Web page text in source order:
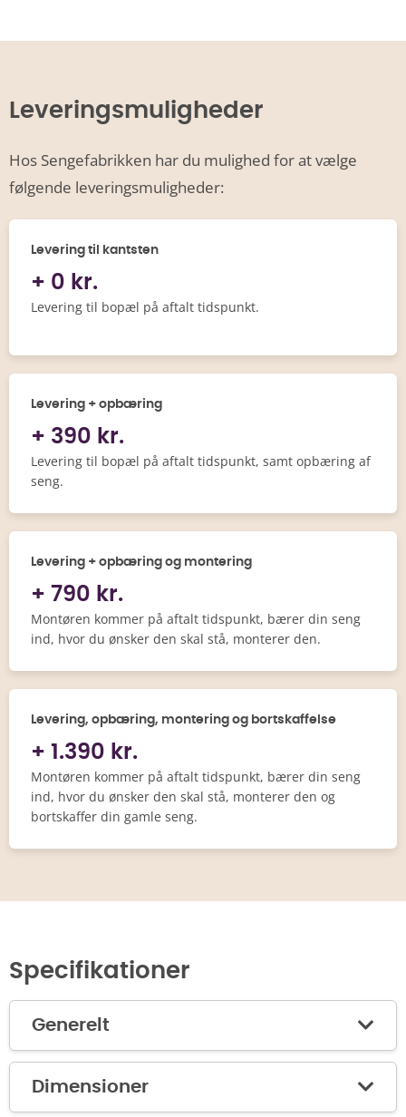
Leveringsmuligheder
Hos Sengefabrikken har du mulighed for at vælge
følgende leveringsmuligheder:
Levering til kantsten
+ 0 kr.
Levering til bopæl på aftalt tidspunkt.
Levering + opbæring
+ 390 kr.
Levering til bopæl på aftalt tidspunkt, samt opbæring af
seng.
Levering + opbæring og montering
+ 790 kr.
Montøren kommer på aftalt tidspunkt, bærer din seng
ind, hvor du ønsker den skal stå, monterer den.
Levering, opbæring, montering og bortskaffelse
+ 1.390 kr.
Montøren kommer på aftalt tidspunkt, bærer din seng
ind, hvor du ønsker den skal stå, monterer den og
bortskaffer din gamle seng.
Specifikationer
Generelt
Dimensioner